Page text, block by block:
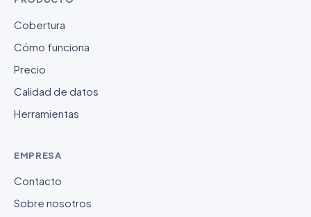
Cobertura
Cómo funciona
Precio
Calidad de datos
Herramientas
EMPRESA
Contacto
Sobre nosotros